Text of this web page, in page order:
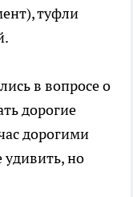
туфли
в вопросе о
дорогие
дорогими
но